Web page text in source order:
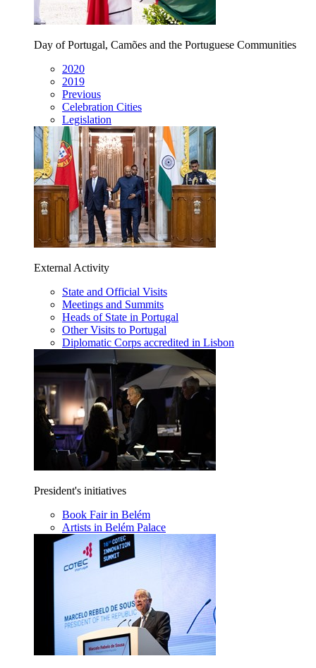
Day of Portugal, Camões and the Portuguese Communities
2020
2019
Previous
Celebration Cities
Legislation
External Activity
State and Official Visits
Meetings and Summits
Heads of State in Portugal
Other Visits to Portugal
Diplomatic Corps accredited in Lisbon
President's initiatives
Book Fair in Belém
Artists in Belém Palace